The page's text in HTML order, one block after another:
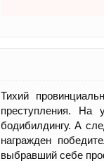
Тихий
преступления. На
бодибилдингу. А
награжден
выбравший себе